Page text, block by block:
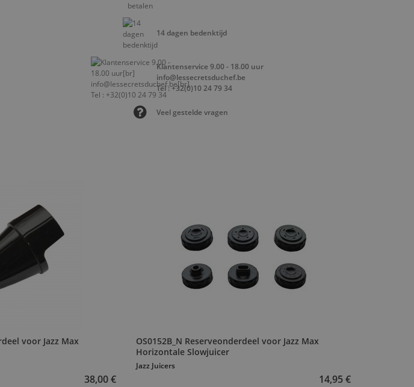
14 dagen bedenktijd
Klantenservice 9.00 - 18.00 uur
info@lessecretsduchef.be
Tel : +32(0)10 24 79 34
Veel gestelde vragen
voor Jazz Max
38,00 €
OS0152B_N Reserveonderdeel voor Jazz Max
Horizontale Slowjuicer
Jazz Juicers
14,95 €